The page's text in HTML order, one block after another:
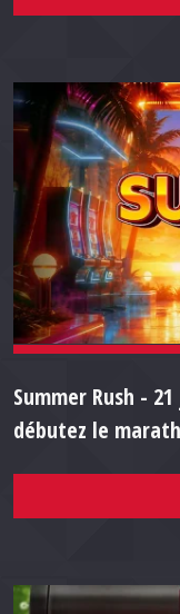
Summer Rush -
débutez le